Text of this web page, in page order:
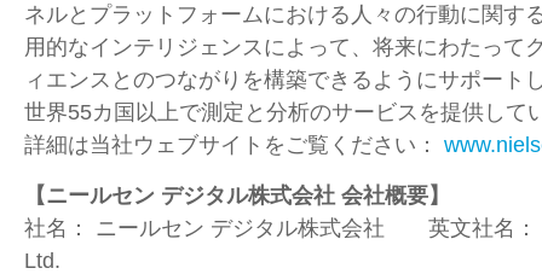
ネルとプラットフォームにおける人々の行動に関す
用的なインテリジェンスによって、将来にわたって
ィエンスとのつながりを構築できるようにサポート
世界55カ国以上で測定と分析のサービスを提供して
詳細は当社ウェブサイトをご覧ください：
【ニールセン デジタル株式会社 会社概要】
社名：
ニールセン デジタル株式会社 英文社名
Ltd.